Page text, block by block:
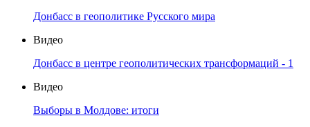
Донбасс в геополитике Русского мира
Видео
Донбасс в центре геополитических трансформаций - 1
Видео
Выборы в Молдове: итоги